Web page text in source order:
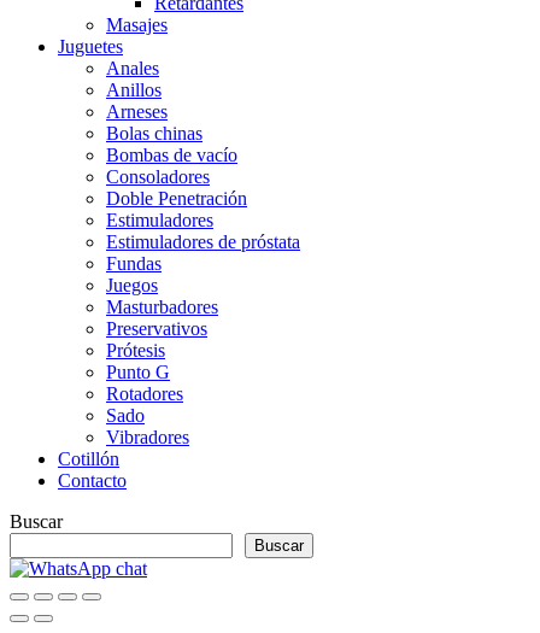
Masajes
Juguetes
Anales
Anillos
Arneses
Bolas chinas
Bombas de vacío
Consoladores
Doble Penetración
Estimuladores
Estimuladores de próstata
Fundas
Juegos
Masturbadores
Preservativos
Prótesis
Punto G
Rotadores
Sado
Vibradores
Cotillón
Contacto
Buscar
Buscar